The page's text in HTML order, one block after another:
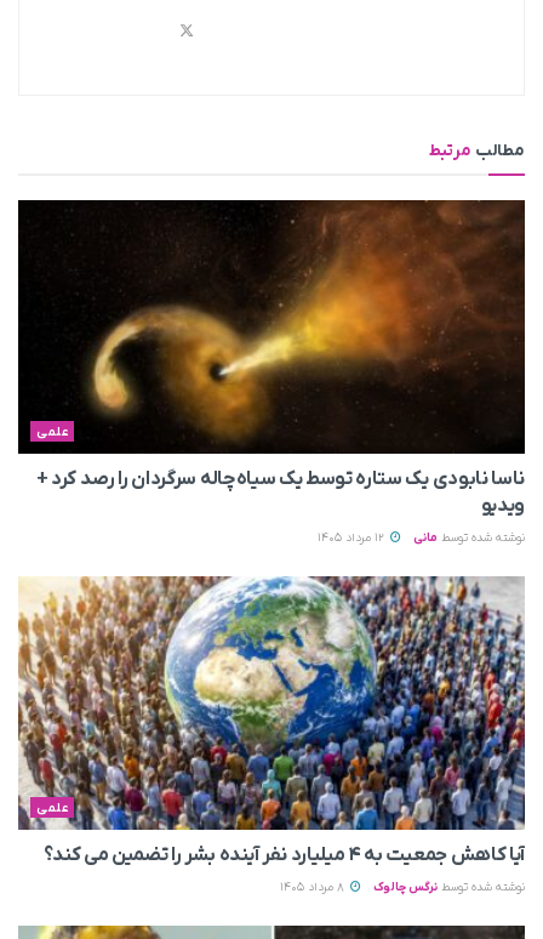
مطالب مرتبط
علمی
ناسا نابودی یک ستاره توسط یک سیاه‌چاله سرگردان را رصد کرد +
ویدیو
نوشته شده توسط مانی
علمی
آیا کاهش جمعیت به ۴ میلیارد نفر آینده بشر را تضمین می‌ کند؟
نوشته شده توسط نرگس چالوک